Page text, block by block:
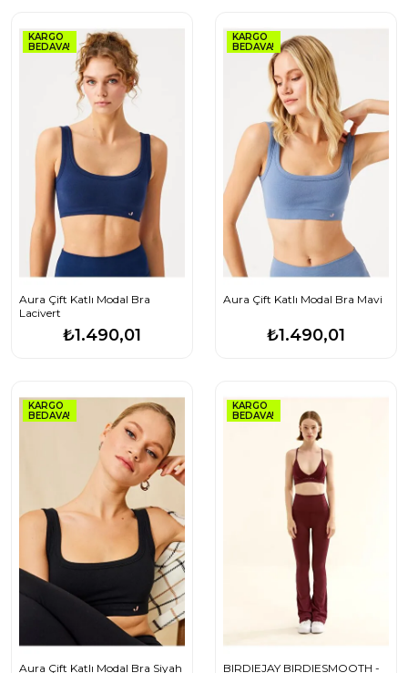
KARGO
BEDAVA!
Aura Çift Katlı Modal Bra
Lacivert
₺1.490,01
KARGO
BEDAVA!
Aura Çift Katlı Modal Bra Mavi
₺1.490,01
KARGO
BEDAVA!
Aura Çift Katlı Modal Bra Siyah
KARGO
BEDAVA!
BIRDIEJAY BIRDIESMOOTH -